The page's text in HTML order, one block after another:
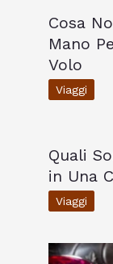
Cosa
Mano
Volo
Viaggi
Quali
in Una
Viaggi